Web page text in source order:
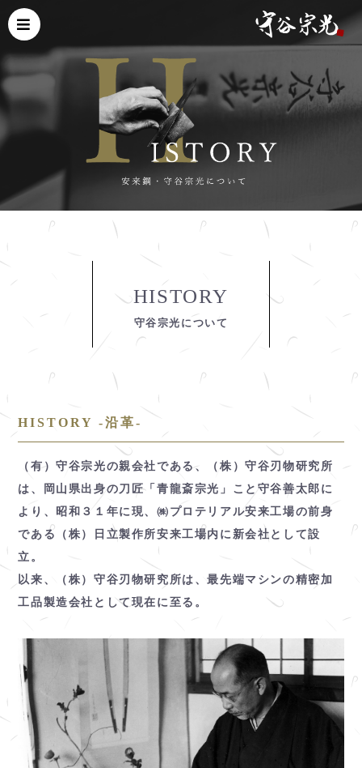
HISTORY
守谷宗光について
HISTORY -沿革-
（有）守谷宗光の親会社である、（株）守谷刃物研究所
は、岡山県出身の刀匠「青龍斎宗光」こと守谷善太郎に
より、昭和３１年に現、㈱プロテリアル安来工場の前身
である（株）日立製作所安来工場内に新会社として設
立。
以来、（株）守谷刃物研究所は、最先端マシンの精密加
工品製造会社として現在に至る。